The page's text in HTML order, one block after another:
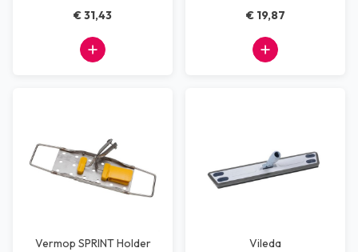
€ 31,43 € 19,87
Vermop SPRINT Holder
Vileda